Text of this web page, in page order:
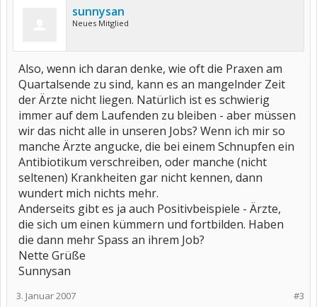
sunnysan
Neues Mitglied
Also, wenn ich daran denke, wie oft die Praxen am
Quartalsende zu sind, kann es an mangelnder Zeit
der Ärzte nicht liegen. Natürlich ist es schwierig
immer auf dem Laufenden zu bleiben - aber müssen
wir das nicht alle in unseren Jobs? Wenn ich mir so
manche Ärzte angucke, die bei einem Schnupfen ein
Antibiotikum verschreiben, oder manche (nicht
seltenen) Krankheiten gar nicht kennen, dann
wundert mich nichts mehr.
Anderseits gibt es ja auch Positivbeispiele - Ärzte,
die sich um einen kümmern und fortbilden. Haben
die dann mehr Spass an ihrem Job?
Nette Grüße
Sunnysan
#3
3. Januar 2007